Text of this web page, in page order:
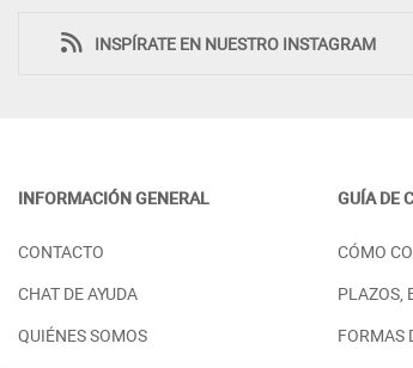
INSPÍRATE EN NUESTRO INSTAGRAM
INFORMACIÓN GENERAL
CONTACTO
CHAT DE AYUDA
QUIÉNES SOMOS
GUÍA DE
CÓMO
PLAZOS,
FORMAS